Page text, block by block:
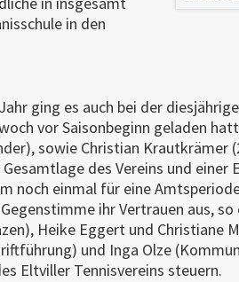
in den
ging es auch bei der
vor Saisonbeginn geladen
sowie Christian Krautkrämer
des Vereins und einer
noch einmal für eine
ihr Vertrauen aus, so
Heike Eggert und Christiane
und Inga Olze
Eltviller Tennisvereins steuern.